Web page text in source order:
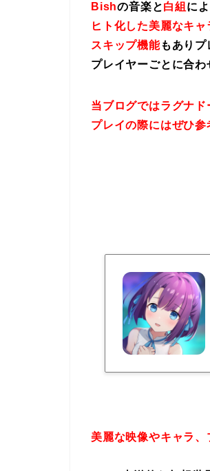
Bishの音楽と白組 に
ヒト化した美麗なキャ
スキップ機能もありプ
プレイヤーごとに合わ
当ブログではラグナ
プレイの際にはぜひ
美麗な映像やキャラ